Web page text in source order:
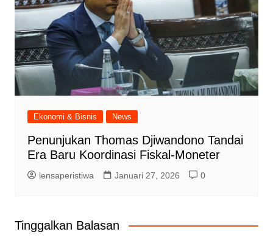
Ekonomi & Bisnis News
Penunjukan Thomas Djiwandono Tandai
Era Baru Koordinasi Fiskal-Moneter
lensaperistiwa Januari 27, 2026 0
Tinggalkan Balasan